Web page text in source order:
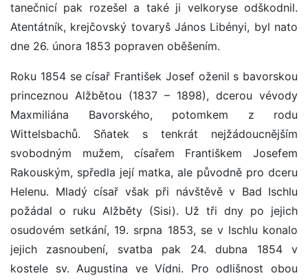
tanečnicí pak rozešel a také ji velkoryse odškodnil.
Atentátník, krejčovský tovaryš János Libényi, byl nato
dne 26. února 1853 popraven oběšením.
Roku 1854 se císař František Josef oženil s bavorskou
princeznou Alžbětou (1837 – 1898), dcerou vévody
Maxmiliána Bavorského, potomkem z rodu
Wittelsbachů. Sňatek s tenkrát nejžádoucnějším
svobodným mužem, císařem Františkem Josefem
Rakouským, spředla její matka, ale původně pro dceru
Helenu. Mladý císař však při návštěvě v Bad Ischlu
požádal o ruku Alžběty (Sisi). Už tři dny po jejich
osudovém setkání, 19. srpna 1853, se v Ischlu konalo
jejich zasnoubení, svatba pak 24. dubna 1854 v
kostele sv. Augustina ve Vídni. Pro odlišnost obou